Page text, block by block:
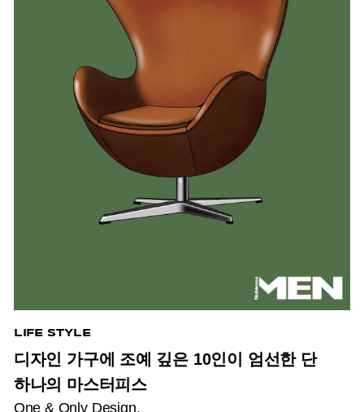
LIFE STYLE
디자인 가구에 조예 깊은 10인이 엄선한 단
하나의 마스터피스
One & Only Design.